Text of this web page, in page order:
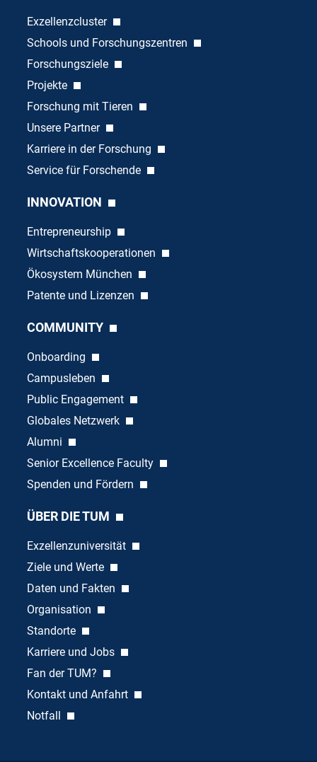
Exzellenzcluster
Schools und Forschungszentren
Forschungsziele
Projekte
Forschung mit Tieren
Unsere Partner
Karriere in der Forschung
Service für Forschende
INNOVATION
Entrepreneurship
Wirtschaftskooperationen
Ökosystem München
Patente und Lizenzen
COMMUNITY
Onboarding
Campusleben
Public Engagement
Globales Netzwerk
Alumni
Senior Excellence Faculty
Spenden und Fördern
ÜBER DIE TUM
Exzellenzuniversität
Ziele und Werte
Daten und Fakten
Organisation
Standorte
Karriere und Jobs
Fan der TUM?
Kontakt und Anfahrt
Notfall